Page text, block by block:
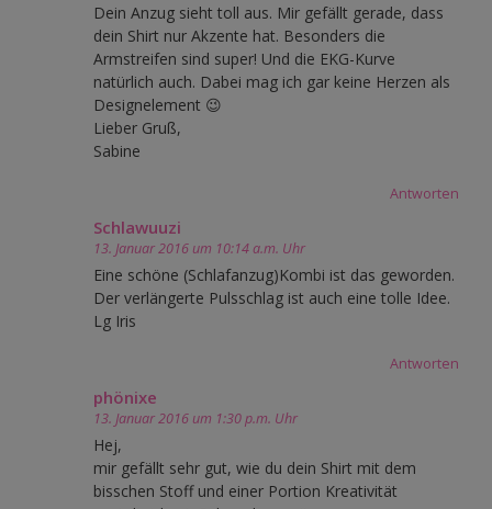
Dein Anzug sieht toll aus. Mir gefällt gerade, dass
dein Shirt nur Akzente hat. Besonders die
Armstreifen sind super! Und die EKG-Kurve
natürlich auch. Dabei mag ich gar keine Herzen als
Designelement 😉
Lieber Gruß,
Sabine
Antworten
Schlawuuzi
13. Januar 2016 um 10:14 a.m. Uhr
Eine schöne (Schlafanzug)Kombi ist das geworden.
Der verlängerte Pulsschlag ist auch eine tolle Idee.
Lg Iris
Antworten
phönixe
13. Januar 2016 um 1:30 p.m. Uhr
Hej,
mir gefällt sehr gut, wie du dein Shirt mit dem
bisschen Stoff und einer Portion Kreativität